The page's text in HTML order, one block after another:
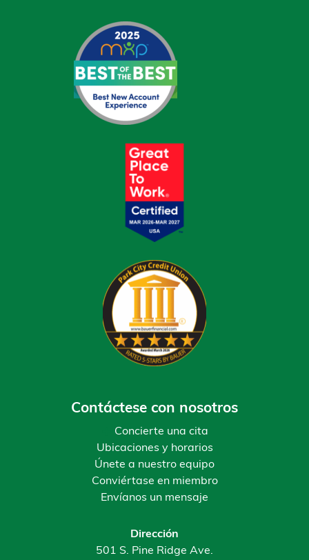
Contáctese con nosotros
Concierte una cita
Ubicaciones y horarios
Únete a nuestro equipo
Conviértase en miembro
Envíanos un mensaje
Dirección
501 S. Pine Ridge Ave.